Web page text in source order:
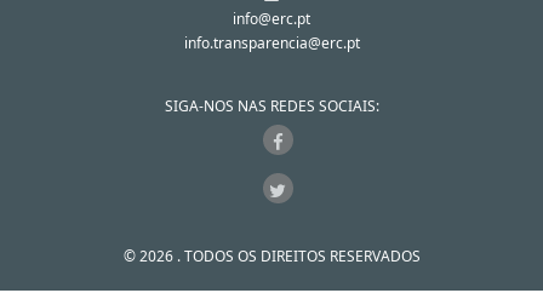
info@erc.pt
info.transparencia@erc.pt
SIGA-NOS NAS REDES SOCIAIS:
© 2026 . TODOS OS DIREITOS RESERVADOS